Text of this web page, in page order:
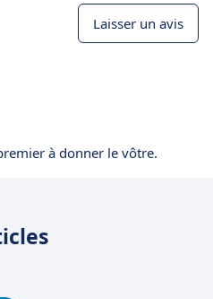
Laisser un avis
à donner le vôtre.